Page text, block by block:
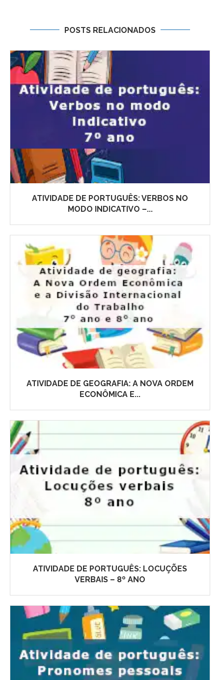
POSTS RELACIONADOS
ATIVIDADE DE PORTUGUÊS: VERBOS NO
MODO INDICATIVO –...
ATIVIDADE DE GEOGRAFIA: A NOVA ORDEM
ECONÔMICA E...
ATIVIDADE DE PORTUGUÊS: LOCUÇÕES
VERBAIS – 8º ANO